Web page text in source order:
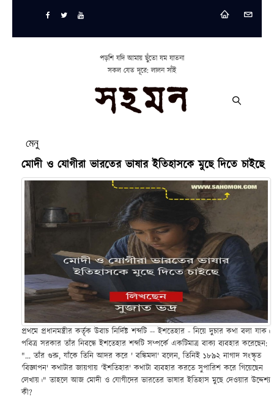
পড়শি যদি আমায় ছুঁতো যম যাতনা
সকল যেত দূরে: লালন সাঁই
মেনু
মোদী ও যোগীরা ভারতের ভাষার ইতিহাসকে মুছে দিতে চাইছে
প্রথমে প্রধানমন্ত্রীর কর্তৃক উবাচ নির্দিষ্ট শব্দটি -- ইশতেহার - নিয়ে দুচার কথা বলা যাক।
পবিত্র সরকার তাঁর নিবন্ধে ইশতেহার শব্দটি সম্পর্কে একটিমাত্র বাক্য ব্যবহার করেছেন:
"... তাঁর গুরু, যাঁকে তিনি আদর করে ' বঙ্কিমদা' বলেন, তিনিই ১৮৯২ নাগাদ সংস্কৃত
'বিজ্ঞাপন' কথাটার জায়গায় 'ইশতিহার' কথাটা ব্যবহার করতে সুপারিশ করে গিয়েছেন
লেখায়।" তাহলে আজ মোদী ও যোগীদের ভারতের ভাষার ইতিহাস মুছে দেওয়ার উদ্দেশ্য
কী?